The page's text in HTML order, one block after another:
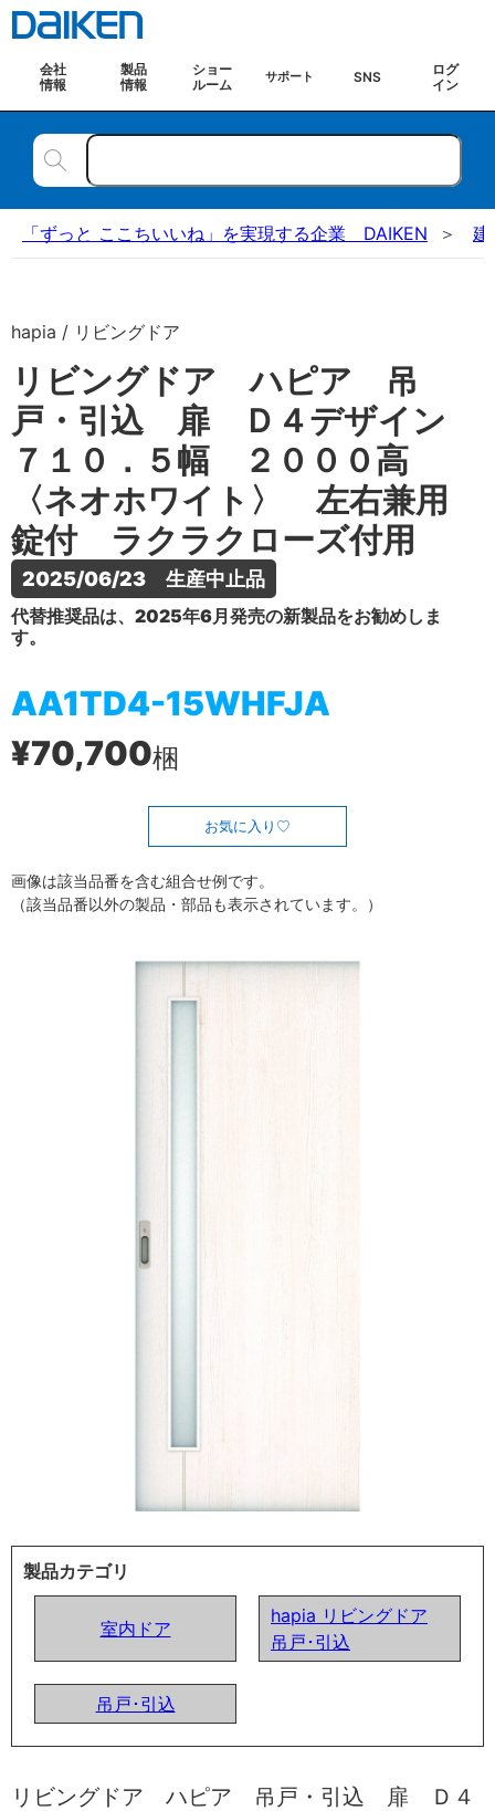
会社
情報
製品
情報
ショー
ルーム
サポート SNS
ログ
イン
「ずっと ここちいいね」を実現する企業 DAIKEN 建
hapia / リビングドア
リビングドア ハピア 吊
戸・引込 扉 Ｄ４デザイン
７１０．５幅 ２０００高
〈ネオホワイト〉 左右兼用
錠付 ラクラクローズ付用
2025/06/23　生産中止品
代替推奨品は、2025年6月発売の新製品をお勧めしま
す。
AA1TD4-15WHFJA
¥70,700梱
お気に入り
画像は該当品番を含む組合せ例です。
（該当品番以外の製品・部品も表示されています。）
製品カテゴリ
室内ドア
hapia リビングドア
吊戸･引込
吊戸･引込
リビングドア ハピア 吊戸・引込 扉 Ｄ４